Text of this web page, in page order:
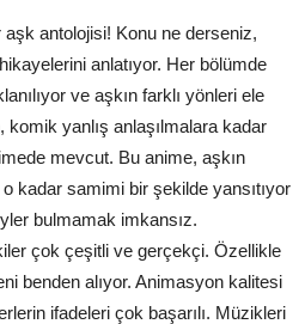
antolojisi! Konu ne derseniz,
anlatıyor. Her bölümde
ve aşkın farklı yönleri ele
komik yanlış anlaşılmalara kadar
mevcut. Bu anime, aşkın
o kadar samimi bir şekilde yansıtıyor
bulmamak imkansız.
çok çeşitli ve gerçekçi. Özellikle
benden alıyor. Animasyon kalitesi
ifadeleri çok başarılı. Müzikleri